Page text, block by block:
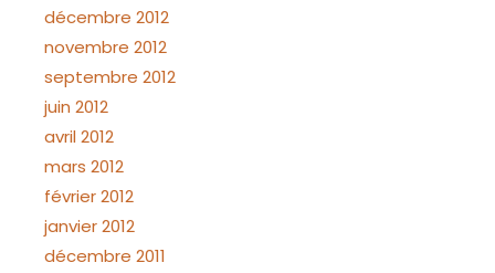
décembre 2012
novembre 2012
septembre 2012
juin 2012
avril 2012
mars 2012
février 2012
janvier 2012
décembre 2011